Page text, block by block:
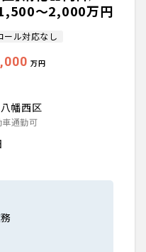
1,500〜2,000万円
ール対応なし
万円
幡西区
通勤可